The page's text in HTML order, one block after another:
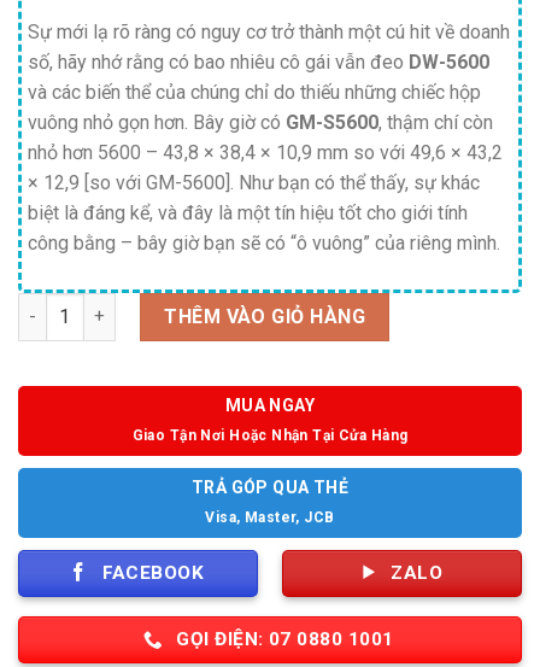
Sự mới lạ rõ ràng có nguy cơ trở thành một cú hit về doanh
số, hãy nhớ rằng có bao nhiêu cô gái vẫn đeo DW-5600
và các biến thể của chúng chỉ do thiếu những chiếc hộp
vuông nhỏ gọn hơn. Bây giờ có GM-S5600, thậm chí còn
nhỏ hơn 5600 – 43,8 × 38,4 × 10,9 mm so với 49,6 × 43,2
× 12,9 [so với GM-5600]. Như bạn có thể thấy, sự khác
biệt là đáng kể, và đây là một tín hiệu tốt cho giới tính
công bằng – bây giờ bạn sẽ có “ô vuông” của riêng mình.
Số lượng THÊM VÀO GIỎ HÀNG
MUA NGAY
Giao Tận Nơi Hoặc Nhận Tại Cửa Hàng
TRẢ GÓP QUA THẺ
Visa, Master, JCB
FACEBOOK ZALO
GỌI ĐIỆN: 07 0880 1001